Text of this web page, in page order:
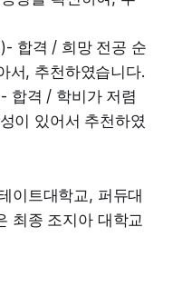
합격 / 희망 전공 순
서, 추천하였습니다.
합격 / 학비가 저렴
이 있어서 추천하였
이트대학교, 퍼듀대
최종 조지아 대학교